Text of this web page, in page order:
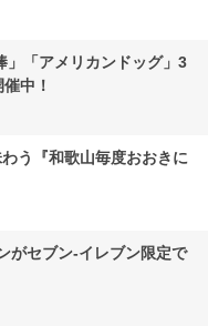
」「アメリカンドッグ」3
中！
う『和歌山毎度おおきに
セブン‐イレブン限定で